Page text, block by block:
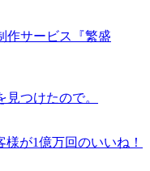
作サービス『繁盛
つけたので。
様が1億万回のいいね！